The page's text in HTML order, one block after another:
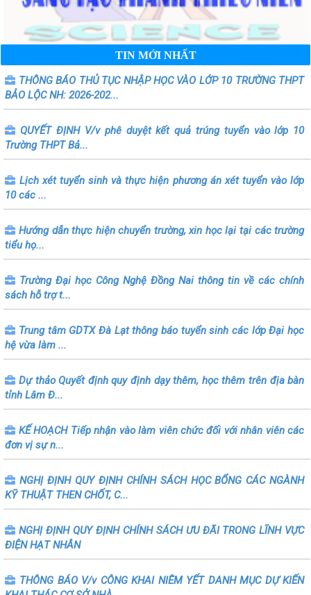
TIN MỚI NHẤT
THÔNG BÁO THỦ TỤC NHẬP HỌC VÀO LỚP 10 TRƯỜNG THPT
BẢO LỘC NH: 2026-202...
QUYẾT ĐỊNH V/v phê duyệt kết quả trúng tuyển vào lớp 10
Trường THPT Bả...
Lịch xét tuyển sinh và thực hiện phương án xét tuyển vào lớp
10 các ...
Hướng dẫn thực hiện chuyển trường, xin học lại tại các trường
tiểu họ...
Trường Đại học Công Nghệ Đồng Nai thông tin về các chính
sách hỗ trợ t...
Trung tâm GDTX Đà Lạt thông báo tuyển sinh các lớp Đại học
hệ vừa làm ...
Dự thảo Quyết định quy định dạy thêm, học thêm trên địa bàn
tỉnh Lâm Đ...
KẾ HOẠCH Tiếp nhận vào làm viên chức đối với nhân viên các
đơn vị sự n...
NGHỊ ĐỊNH QUY ĐỊNH CHÍNH SÁCH HỌC BỔNG CÁC NGÀNH
KỸ THUẬT THEN CHỐT, C...
NGHỊ ĐỊNH QUY ĐỊNH CHÍNH SÁCH ƯU ĐÃI TRONG LĨNH VỰC
ĐIỆN HẠT NHÂN
THÔNG BÁO V/v CÔNG KHAI NIÊM YẾT DANH MỤC DỰ KIẾN